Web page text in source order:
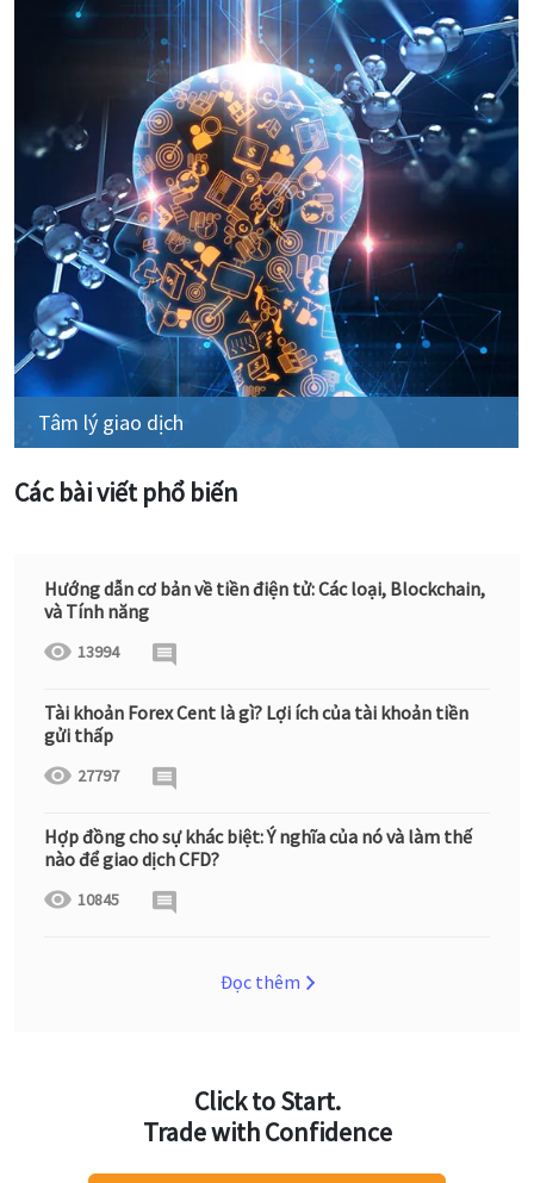
Tâm lý giao dịch
Các bài viết phổ biến
Hướng dẫn cơ bản về tiền điện tử: Các loại, Blockchain,
và Tính năng
13994
Tài khoản Forex Cent là gì? Lợi ích của tài khoản tiền
gửi thấp
27797
Hợp đồng cho sự khác biệt: Ý nghĩa của nó và làm thế
nào để giao dịch CFD?
10845
Đọc thêm
Click to Start.
Trade with Confidence